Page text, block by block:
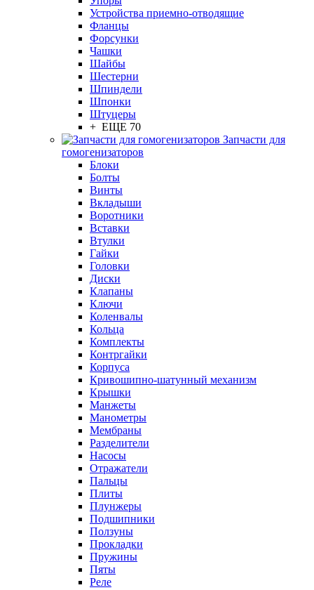
Устройства приемно-отводящие
Фланцы
Форсунки
Чашки
Шайбы
Шестерни
Шпиндели
Шпонки
Штуцеры
+ ЕЩЕ 70
Запчасти для
гомогенизаторов
Блоки
Болты
Винты
Вкладыши
Воротники
Вставки
Втулки
Гайки
Головки
Диски
Клапаны
Ключи
Коленвалы
Кольца
Комплекты
Контргайки
Корпуса
Кривошипно-шатунный механизм
Крышки
Манжеты
Манометры
Мембраны
Разделители
Насосы
Отражатели
Пальцы
Плиты
Плунжеры
Подшипники
Ползуны
Прокладки
Пружины
Пяты
Реле